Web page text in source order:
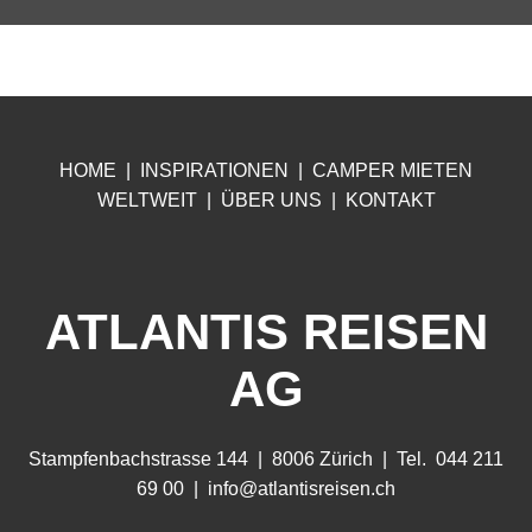
HOME INSPIRATIONEN CAMPER MIETEN
WELTWEIT
ÜBER UNS KONTAKT
ATLANTIS REISEN
AG
Stampfenbachstrasse 144 | 8006 Zürich | Tel. 044 211
69 00 |
info@atlantisreisen.ch